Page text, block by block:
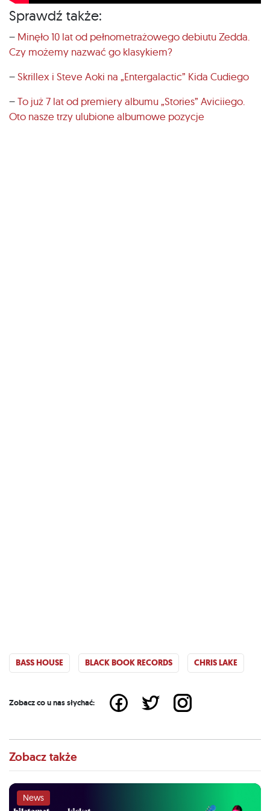
Sprawdź także:
– Minęło 10 lat od pełnometrażowego debiutu Zedda.
Czy możemy nazwać go klasykiem?
–Skrillex i Steve Aoki na „Entergalactic” Kida Cudiego
–To już 7 lat od premiery albumu „Stories” Aviciiego.
Oto nasze trzy ulubione albumowe pozycje
BASS HOUSE BLACK BOOK RECORDS CHRIS LAKE
Zobacz co u nas słychać:
Zobacz także
News